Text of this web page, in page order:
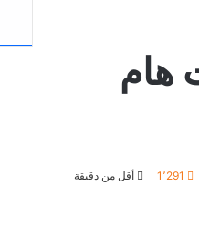
هام
1٬291 أقل من دقيقة